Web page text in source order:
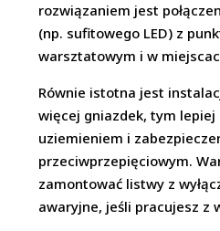
rozwiązaniem jest
(np. sufitowego LED) z
warsztatowym i w
Równie istotna jest
więcej gniazdek, tym lepiej
uziemieniem i
przeciwprzepięciowym.
zamontować listwy z
awaryjne, jeśli pracujesz z